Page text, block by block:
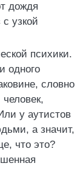
дождя
узкой
психики.
одного
словно
у аутистов
а значит,
что это?